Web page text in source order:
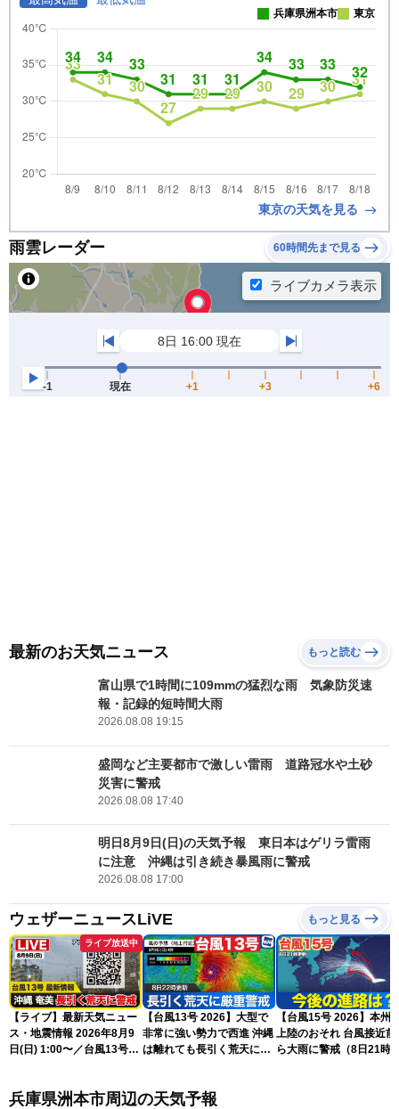
兵庫県洲本市 東京
東京の天気を見る
雨雲レーダー 60時間先まで見る
最新のお天気ニュース もっと読む
富山県で1時間に109mmの猛烈な雨 気象防災速
報・記録的短時間大雨
2026.08.08 19:15
盛岡など主要都市で激しい雷雨 道路冠水や土砂
災害に警戒
2026.08.08 17:40
明日8月9日(日)の天気予報 東日本はゲリラ雷雨
に注意 沖縄は引き続き暴風雨に警戒
2026.08.08 17:00
ウェザーニュースLiVE もっと見る
ライブ放送中
【ライブ】最新天気ニュー
ス・地震情報 2026年8月9
日(日) 1:00〜／台風13号・
LiVE〉
【台風13号 2026】大型で
非常に強い勢力で西進 沖縄
は離れても長引く荒天に厳
【台風15号 2026】本州
上陸のおそれ 台風接近前
ら大雨に警戒（8日21時
兵庫県洲本市周辺の天気予報